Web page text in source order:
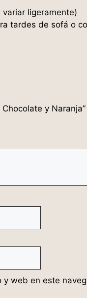
ligeramente)
tardes de sofá o
y Naranja”
web en este